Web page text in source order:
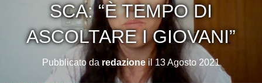
SCA: “È TEMPO DI
ASCOLTARE I GIOVANI”
Pubblicato da redazione il13 Agosto 2021